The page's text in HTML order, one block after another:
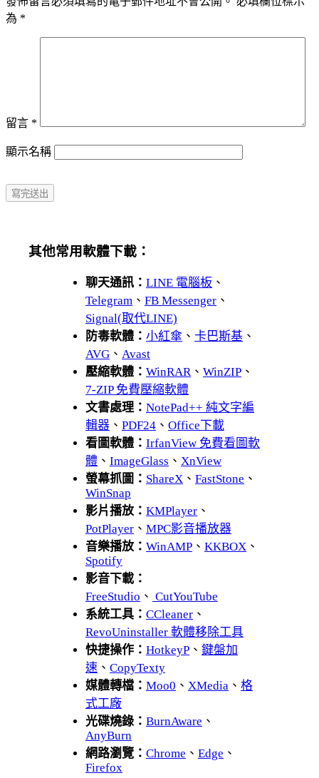
為 *
留言 *
顯示名稱
其他常用軟體下載：
聊天通訊： LINE 電腦板 、
Telegram 、 FB Messenger 、
Signal(取代LINE)
防毒軟體： 小紅傘 、 卡巴斯基 、
AVG 、 Avast
壓縮軟體： WinRAR、 WinZIP 、
7-ZIP 免費壓縮軟體
文書處理： NotePad++ 純文字編
輯器 、 PDF24 、 Office下載
看圖軟體： IrfanView 免費看圖軟
體 、 ImageGlass 、 XnView
螢幕抓圖： ShareX 、 FastStone 、
WinSnap
影片播放： KMPlayer 、
PotPlayer 、 MPC影音播放器
音樂播放： WinAMP 、 KKBOX 、
Spotify
影音下載：
FreeStudio 、 CutYouTube
系統工具： CCleaner 、
RevoUninstaller 軟體移除工具
快捷操作： HotkeyP 、 鍵盤加
速 、 CopyTexty
媒體轉檔： Moo0 、 XMedia 、 格
式工廠
光碟燒錄： BurnAware 、
AnyBurn
網路瀏覽： Chrome 、 Edge 、
Firefox